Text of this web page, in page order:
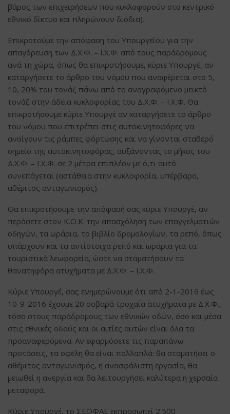
βάρος των επιχειρήσεων που κυκλοφορούν στο κεντρικό
εθνικό δίκτυο και πληρώνουν διόδια).
Επικροτούμε την απόφαση του Υπουργείου για την
απαγόρευση των Δ.Χ.Φ. – Ι.Χ.Φ. από τους παράδρομους
ανά τη χώρα, όπως θα επικροτήσουμε, κύριε Υπουργέ, αν
καταργήσετε το άρθρο του νόμου που αναφέρεται στο 5,
10, 20% του τονάζ πάνω από το αναγραφόμενο μεικτό
τονάζ στην άδεια κυκλοφορίας του Δ.Χ.Φ. – Ι.Χ.Φ. Θα
επικροτήσουμε κύριε Υπουργέ αν καταργήσετε το άρθρο
του νόμου που επιτρέπει στις αυτοκινητοφόρες να
ανοίγουν τις ράμπες φόρτωσης και να γίνονται σταθερό
σημείο της αυτοκινητοφόρας, αυξάνοντας το μήκος του
Δ.Χ.Φ. – Ι.Χ.Φ. σε 2 μέτρα επιπλέον με ό,τι αυτό
συνεπάγεται (αστάθεια στην κυκλοφορία, υπέρβαρο,
αθέμιτος ανταγωνισμός).
Θα επικροτήσουμε την απόφασή σας κύριε Υπουργέ, αν
περάσετε στον Κ.Ο.Κ. την απασχόληση των επαγγελματιών
οδηγών, τα ωράρια, το βιβλίο δρομολογίων, τα ρεπό, όπως
υπάρχουν και τα αντίστοιχα ρεπό και ωράρια για τα
τουριστικά λεωφορεία, ώστε να σταματήσουν τα
θανατηφόρα ατυχήματα με Δ.Χ.Φ. – Ι.Χ.Φ.
Κύριε Υπουργέ, σας ενημερώνουμε ότι από 2-1-2016 έως
10-9-2016 έχουμε 20 σοβαρά τροχαία ατυχήματα με Δ.Χ.Φ.,
τόσο στους παράδρομους των εθνικών οδών, όσο και μέσα
στις εθνικές οδούς και οι αιτίες αυτών είναι όλα τα
προαναφερόμενα. Αν εφαρμόσετε τις παραπάνω
προτάσεις, τα οφέλη θα είναι πολλαπλά: θα σταματήσει ο
αθέμιτος ανταγωνισμός, η ανασφάλιστη εργασία, θα
μειωθεί η ανεργία και θα λειτουργήσει καλύτερα η χερσαία
μεταφορά.
Κύριε Υπουργέ, το ΣΕΟΦΑΕ εκπροσωπεί 2.500